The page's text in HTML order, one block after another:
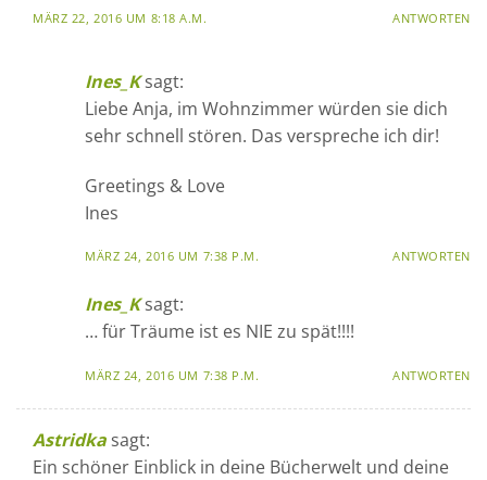
MÄRZ 22, 2016 UM 8:18 A.M. ANTWORTEN
Ines_K sagt:
Liebe Anja, im Wohnzimmer würden sie dich
sehr schnell stören. Das verspreche ich dir!
Greetings & Love
Ines
MÄRZ 24, 2016 UM 7:38 P.M. ANTWORTEN
Ines_K sagt:
… für Träume ist es NIE zu spät!!!!
MÄRZ 24, 2016 UM 7:38 P.M. ANTWORTEN
Astridka sagt:
Ein schöner Einblick in deine Bücherwelt und deine